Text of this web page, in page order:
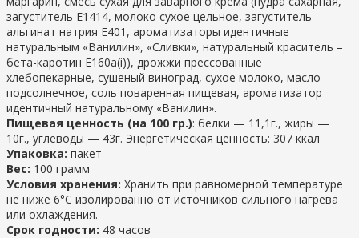
загуститель Е1414, молоко сухое цельное, загуститель –
альгинат натрия Е401, ароматизаторы идентичные
натуральным «Ванилин», «Сливки», натуральный краситель –
бета-каротин Е160а(і)), дрожжи прессованные
хлебопекарные, сушеный виноград, сухое молоко, масло
подсолнечное, соль поваренная пищевая, ароматизатор
идентичный натуральному «Ванилин».
Пищевая ценность (на 100 гр.): белки — 11,1г., жиры —
10г., углеводы — 43г. Энергетическая ценность: 307 ккал
Упаковка: пакет
Вес: 100 грамм
Условия хранения: Хранить при равномерной температуре
не ниже 6°С изолированно от источников сильного нагрева
или охлаждения.
Срок годности: 48 часов